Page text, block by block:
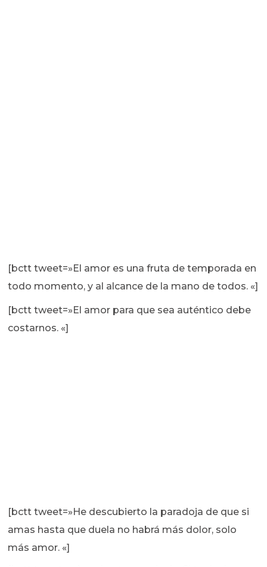
[bctt tweet=»El amor es una fruta de temporada en
todo momento, y al alcance de la mano de todos. «]
[bctt tweet=»El amor para que sea auténtico debe
costarnos. «]
[bctt tweet=»He descubierto la paradoja de que si
amas hasta que duela no habrá más dolor, solo
más amor. «]